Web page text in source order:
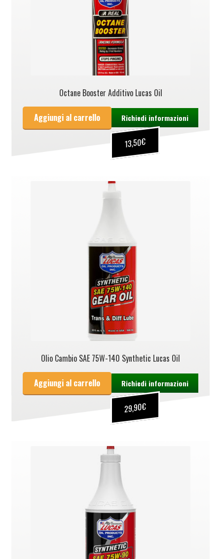
Octane Booster Additivo Lucas Oil
13,50€
Aggiungi al carrello Richiedi informazioni
Olio Cambio SAE 75W-140 Synthetic Lucas Oil
29,90€
Aggiungi al carrello Richiedi informazioni